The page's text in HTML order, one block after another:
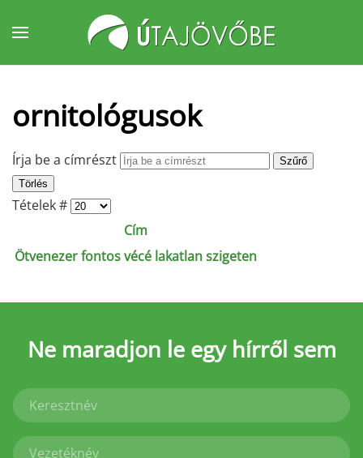
Fő tartalom átugrása
ornitológusok
Írja be a címrészt
Szűrő
Törlés
Tételek #
Cím
Ötvenezer fontos vécé lakatlan szigeten
Ne maradjon le egy hírről sem